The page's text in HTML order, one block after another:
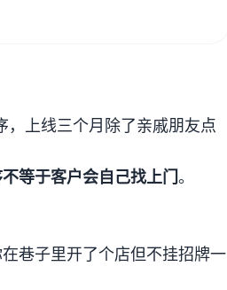
上线三个月除了亲戚朋友点
等于客户会自己找上门。
巷子里开了个店但不挂招牌一